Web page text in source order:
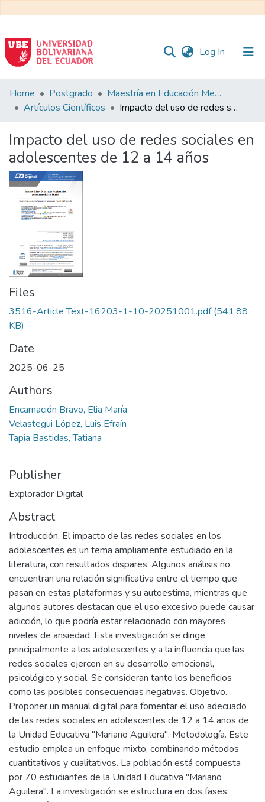
Log In (current)
Communities
&
All of DSpace
Statistics
Home Postgrado
Maestría en Educación Mención en Pedagogía en Entornos Digitales
Artículos Científicos
Impacto del uso de redes sociales en adolescentes de 12 a 14 años
Impacto del uso de redes sociales en
adolescentes de 12 a 14 años
Files
3516-Article Text-16203-1-10-20251001.pdf(541.88
KB)
Date
2025-06-25
Authors
Encarnación Bravo, Elia María
Velastegui López, Luis Efraín
Tapia Bastidas, Tatiana
Publisher
Explorador Digital
Abstract
Introducción. El impacto de las redes sociales en los
adolescentes es un tema ampliamente estudiado en la
literatura, con resultados dispares. Algunos análisis no
encuentran una relación significativa entre el tiempo que
pasan en estas plataformas y su autoestima, mientras que
algunos autores destacan que el uso excesivo puede causar
adicción, lo que podría estar relacionado con mayores
niveles de ansiedad. Esta investigación se dirige
principalmente a los adolescentes y a la influencia que las
redes sociales ejercen en su desarrollo emocional,
psicológico y social. Se consideran tanto los beneficios
como las posibles consecuencias negativas. Objetivo.
Proponer un manual digital para fomentar el uso adecuado
de las redes sociales en adolescentes de 12 a 14 años de
la Unidad Educativa "Mariano Aguilera". Metodología. Este
estudio emplea un enfoque mixto, combinando métodos
cuantitativos y cualitativos. La población está compuesta
por 70 estudiantes de la Unidad Educativa "Mariano
Aguilera". La investigación se estructura en dos fases: